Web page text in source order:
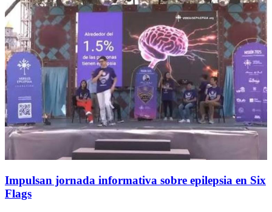
Impulsan jornada informativa sobre epilepsia en Six
Flags